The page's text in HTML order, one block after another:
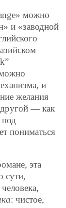
можно
и «заводной
и
желания
другой — как
пониматься
эта
сути,
: чистое,